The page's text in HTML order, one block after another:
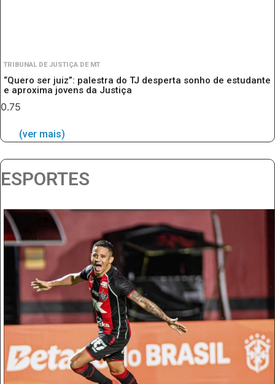
TRIBUNAL DE JUSTIÇA DE MT
“Quero ser juiz”: palestra do TJ desperta sonho de estudante
e aproxima jovens da Justiça
(ver mais)
ESPORTES